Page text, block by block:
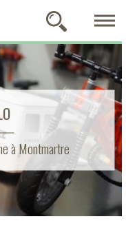
à Montmartre